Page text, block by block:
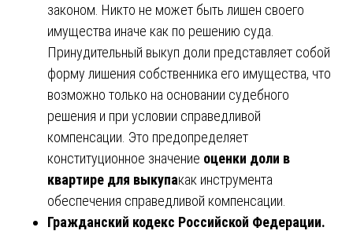
законом. Никто не может быть лишен своего
имущества иначе как по решению суда.
Принудительный выкуп доли представляет собой
форму лишения собственника его имущества, что
возможно только на основании судебного
решения и при условии справедливой
компенсации. Это предопределяет
конституционное значение оценки доли в
квартире для выкупакак инструмента
обеспечения справедливой компенсации.
Гражданский кодекс Российской Федерации.